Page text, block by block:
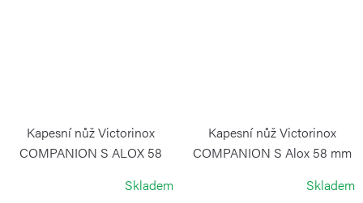
Kapesní nůž Victorinox
COMPANION S ALOX 58
Skladem
Kapesní nůž Victorinox
COMPANION S Alox 58 mm
Skladem